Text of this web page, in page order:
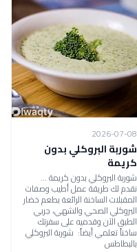
2026-07-08
شوربة البروكلي بدون
كريمة
شوربة البروكلي بدون كريمة ...
نقدم لك طريقة عمل أطيب وصفات
المقبلات الساخنة الرائعة بطعم خضار
البروكلي الصحي والشهي، جربي
الطبق الآن وقدميه على سفرتك
ساخناً تعلمي أيضاً: شوربة البروكلي
بالبطاطس